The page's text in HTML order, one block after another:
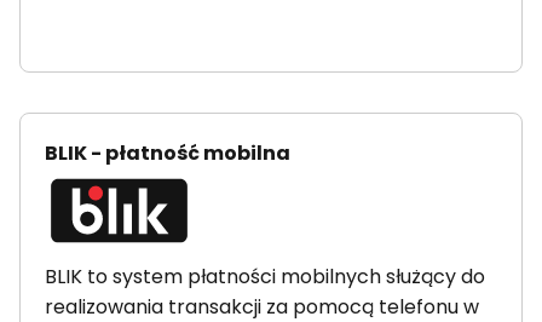
BLIK - płatność mobilna
BLIK to system płatności mobilnych służący do
realizowania transakcji za pomocą telefonu w